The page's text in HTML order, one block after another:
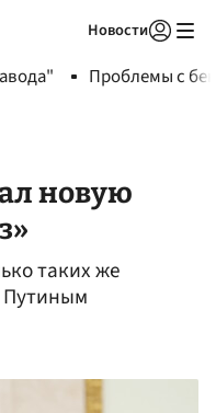
Новости
Проблемы с
новую
таких же
Путиным